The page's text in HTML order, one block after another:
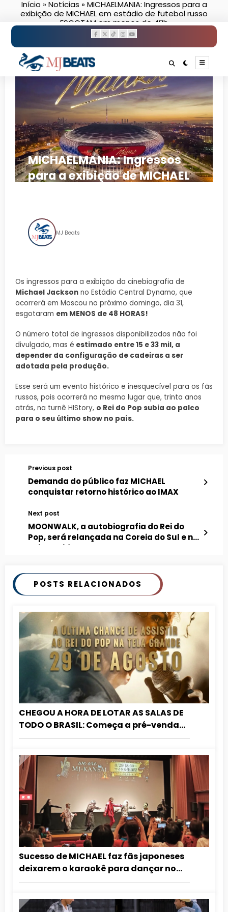
Início »Notícias »MICHAELMANIA: Ingressos para a
exibição de MICHAEL em estádio de futebol russo
ESGOTAM em menos de 48h
MICHAELMANIA: Ingressos
para a exibição de MICHAEL
MJ Beats
Os ingressos para a exibição da cinebiografia de
Michael Jackson no Estádio Central Dynamo, que
ocorrerá em Moscou no próximo domingo, dia 31,
esgotaram em MENOS de 48 HORAS!
O número total de ingressos disponibilizados não foi
divulgado, mas é estimado entre 15 e 33 mil, a
depender da configuração de cadeiras a ser
adotada pela produção.
Esse será um evento histórico e inesquecível para os fãs
russos, pois ocorrerá no mesmo lugar que, trinta anos
atrás, na turnê HIStory, o Rei do Pop subia ao palco
para o seu último show no país.
Previous post
Demanda do público faz MICHAEL
conquistar retorno histórico ao IMAX
Next post
MOONWALK, a autobiografia do Rei do
Pop, será relançada na Coreia do Sul e no
Reino Unido
POSTS RELACIONADOS
CHEGOU A HORA DE LOTAR AS SALAS DE
TODO O BRASIL: Começa a pré-venda
das sessões especiais de MICHAEL!
Sucesso de MICHAEL faz fãs japoneses
deixarem o karaokê para dançar no
cinema